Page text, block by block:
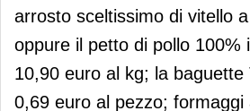
arrosto sceltissimo di vitello
oppure il petto di pollo 100%
10,90 euro al kg; la baguette
0,69 euro al pezzo; formaggi